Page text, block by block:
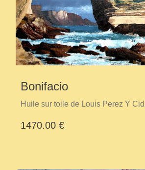
Bonifacio
Huile sur toile de Louis Perez Y Cid
1470.00 €